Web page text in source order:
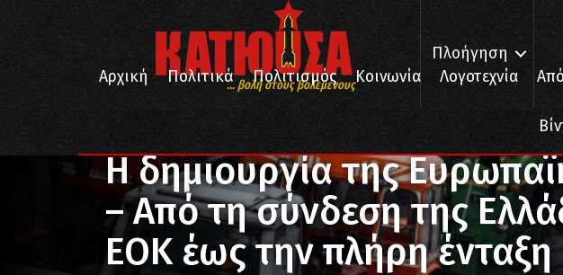
... βολή στους βολεμένους
Πλοήγηση
Αρχική
Πολιτικά Πολιτισμός Κοινωνία Λογοτεχνία
Πολιτικά Η δημιουργία της Ευρωπαϊκής Ένωσης – Από τη σύνδεση
Η δημιουργία της
– Από τη σύνδεση της
ΕΟΚ έως την πλήρη ένταξη